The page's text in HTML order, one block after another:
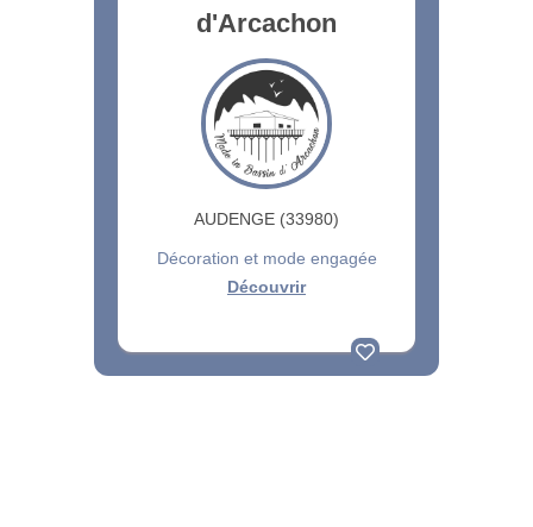
d'Arcachon
AUDENGE (33980)
Décoration et mode engagée
Découvrir